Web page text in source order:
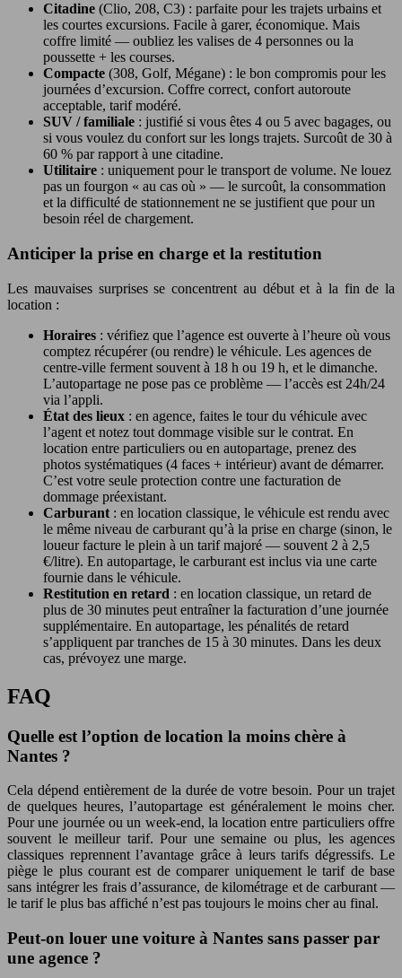
Citadine (Clio, 208, C3) : parfaite pour les trajets urbains et
les courtes excursions. Facile à garer, économique. Mais
coffre limité — oubliez les valises de 4 personnes ou la
poussette + les courses.
Compacte (308, Golf, Mégane) : le bon compromis pour les
journées d’excursion. Coffre correct, confort autoroute
acceptable, tarif modéré.
SUV / familiale : justifié si vous êtes 4 ou 5 avec bagages, ou
si vous voulez du confort sur les longs trajets. Surcoût de 30 à
60 % par rapport à une citadine.
Utilitaire : uniquement pour le transport de volume. Ne louez
pas un fourgon « au cas où » — le surcoût, la consommation
et la difficulté de stationnement ne se justifient que pour un
besoin réel de chargement.
Anticiper la prise en charge et la restitution
Les mauvaises surprises se concentrent au début et à la fin de la
location :
Horaires : vérifiez que l’agence est ouverte à l’heure où vous
comptez récupérer (ou rendre) le véhicule. Les agences de
centre-ville ferment souvent à 18 h ou 19 h, et le dimanche.
L’autopartage ne pose pas ce problème — l’accès est 24h/24
via l’appli.
État des lieux : en agence, faites le tour du véhicule avec
l’agent et notez tout dommage visible sur le contrat. En
location entre particuliers ou en autopartage, prenez des
photos systématiques (4 faces + intérieur) avant de démarrer.
C’est votre seule protection contre une facturation de
dommage préexistant.
Carburant : en location classique, le véhicule est rendu avec
le même niveau de carburant qu’à la prise en charge (sinon, le
loueur facture le plein à un tarif majoré — souvent 2 à 2,5
€/litre). En autopartage, le carburant est inclus via une carte
fournie dans le véhicule.
Restitution en retard : en location classique, un retard de
plus de 30 minutes peut entraîner la facturation d’une journée
supplémentaire. En autopartage, les pénalités de retard
s’appliquent par tranches de 15 à 30 minutes. Dans les deux
cas, prévoyez une marge.
FAQ
Quelle est l’option de location la moins chère à
Nantes ?
Cela dépend entièrement de la durée de votre besoin. Pour un trajet
de quelques heures, l’autopartage est généralement le moins cher.
Pour une journée ou un week-end, la location entre particuliers offre
souvent le meilleur tarif. Pour une semaine ou plus, les agences
classiques reprennent l’avantage grâce à leurs tarifs dégressifs. Le
piège le plus courant est de comparer uniquement le tarif de base
sans intégrer les frais d’assurance, de kilométrage et de carburant —
le tarif le plus bas affiché n’est pas toujours le moins cher au final.
Peut-on louer une voiture à Nantes sans passer par
une agence ?